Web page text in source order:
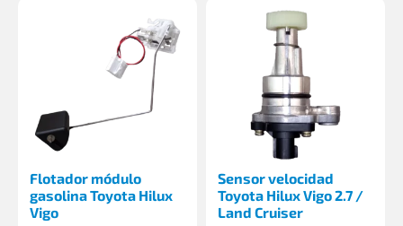
Flotador módulo
gasolina Toyota Hilux
Vigo
Sensor velocidad
Toyota Hilux Vigo 2.7 /
Land Cruiser